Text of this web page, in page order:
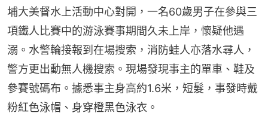
埔大美督水上活動中心對開，一名60歲男子在參與三
項鐵人比賽中的游泳賽事期間久未上岸，懷疑他遇
溺。水警輪接報到在場搜索，消防蛙人亦落水尋人，
警方更出動無人機搜索。現場發現事主的單車、鞋及
參賽號碼布。據悉事主身高約1.6米，短髮，事發時戴
粉紅色泳帽、身穿橙黑色泳衣。